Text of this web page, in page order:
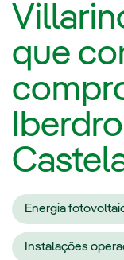
que
Energia
Instalações